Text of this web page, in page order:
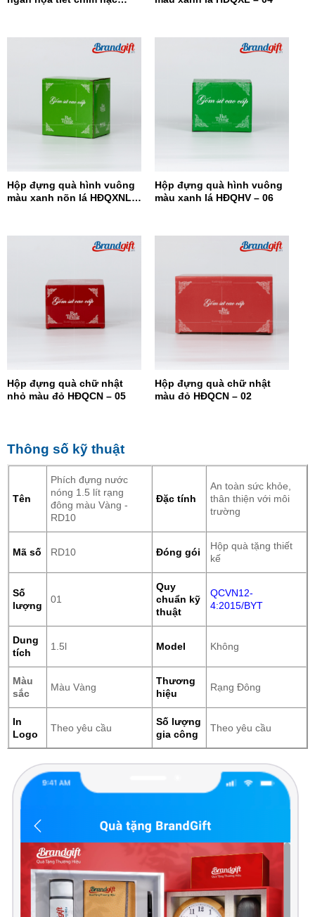
Hộp đựng quà hình vuông
màu xanh nõn lá HĐQXNL –
Hộp đựng quà hình vuông
màu xanh lá HĐQHV – 06
Hộp đựng quà chữ nhật
nhỏ màu đỏ HĐQCN – 05
Hộp đựng quà chữ nhật
màu đỏ HĐQCN – 02
Thông số kỹ thuật
Tên
Phích đựng nước
nóng 1.5 lít rạng
đông màu Vàng -
RD10
Đặc tính
An toàn sức khỏe,
thân thiện với môi
trường
Mã số RD10 Đóng gói
Hộp quà tặng thiết
kế
Số
lượng
01
Quy
chuẩn kỹ
thuật
QCVN12-
4:2015/BYT
Dung
tích
1.5l Model Không
Màu
sắc
Màu Vàng
Thương
hiệu
Rạng Đông
In
Logo
Theo yêu cầu
Số lượng
gia công
Theo yêu cầu